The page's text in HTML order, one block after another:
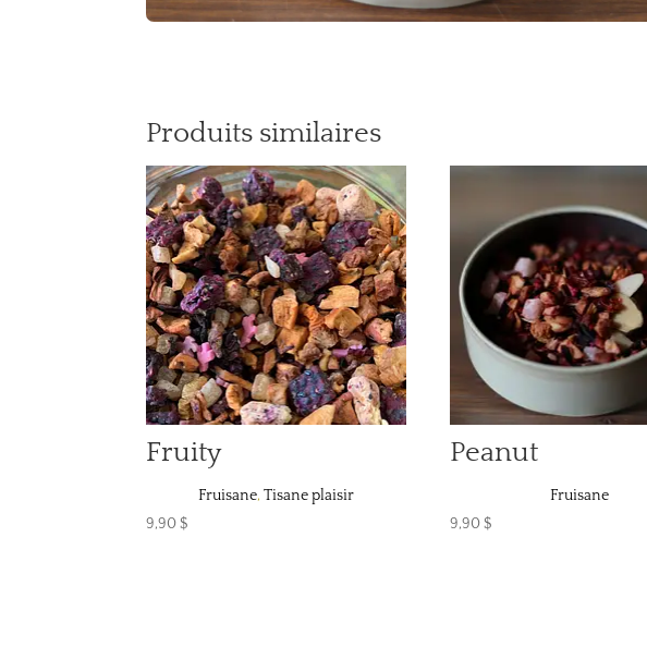
Produits similaires
Fruity
Fruisane, Tisane plaisir
9,90$
Peanut
Fruisane
9,90$